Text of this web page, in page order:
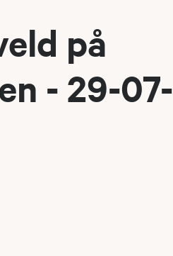
på
- 29-07-